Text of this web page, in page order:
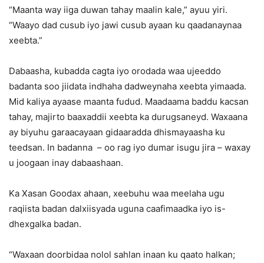
“Maanta way iiga duwan tahay maalin kale,” ayuu yiri.
“Waayo dad cusub iyo jawi cusub ayaan ku qaadanaynaa
xeebta.”
Dabaasha, kubadda cagta iyo orodada waa ujeeddo
badanta soo jiidata indhaha dadweynaha xeebta yimaada.
Mid kaliya ayaase maanta fudud. Maadaama baddu kacsan
tahay, majirto baaxaddii xeebta ka durugsaneyd. Waxaana
ay biyuhu garaacayaan gidaaradda dhismayaasha ku
teedsan. In badanna – oo rag iyo dumar isugu jira – waxay
u joogaan inay dabaashaan.
Ka Xasan Goodax ahaan, xeebuhu waa meelaha ugu
raqiista badan dalxiisyada uguna caafimaadka iyo is-
dhexgalka badan.
“Waxaan doorbidaa nolol sahlan inaan ku qaato halkan;